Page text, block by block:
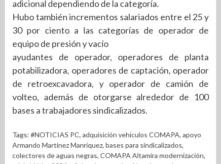
adicional dependiendo de la categoría.
Hubo también incrementos salariados entre el 25 y
30 por ciento a las categorías de operador de
equipo de presión y vacío
ayudantes de operador, operadores de planta
potabilizadora, operadores de captación, operador
de retroexcavadora, y operador de camión de
volteo, además de otorgarse alrededor de 100
bases a trabajadores sindicalizados.
Tags: #NOTICIAS PC, adquisición vehículos COMAPA, apoyo
Armando Martínez Manríquez, bases para sindicalizados,
colectores de aguas negras, COMAPA Altamira modernización,